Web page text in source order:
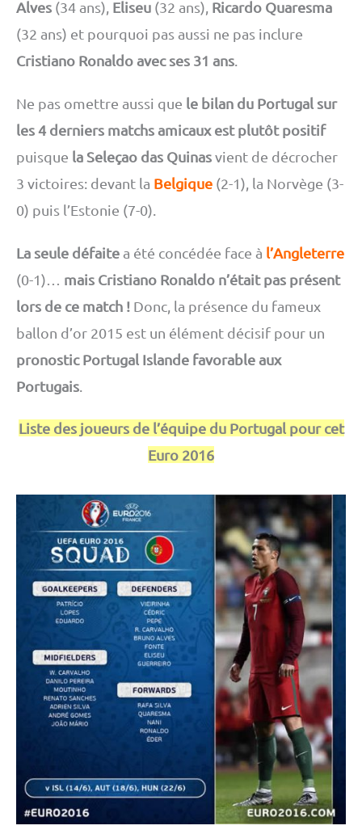
Alves (34 ans), Eliseu (32 ans), Ricardo Quaresma
(32 ans) et pourquoi pas aussi ne pas inclure
Cristiano Ronaldo avec ses 31 ans
Ne pas omettre aussi que le bilan du Portugal sur
les 4 derniers matchs amicaux est plutôt positif
puisque la Seleçao das Quinasvient de décrocher
3 victoires: devant la Belgique (2-1), la Norvège (3-
0) puis l’Estonie (7-0).
La seule défaite a été concédée face à l’Angleterre
(0-1)… mais Cristiano Ronaldo n’était pas présent
lors de ce match ! Donc, la présence du fameux
ballon d’or 2015 est un élément décisif pour un
pronostic Portugal Islande favorable aux
Portugais
Liste des joueurs de l’équipe du Portugal pour cet
Euro 2016